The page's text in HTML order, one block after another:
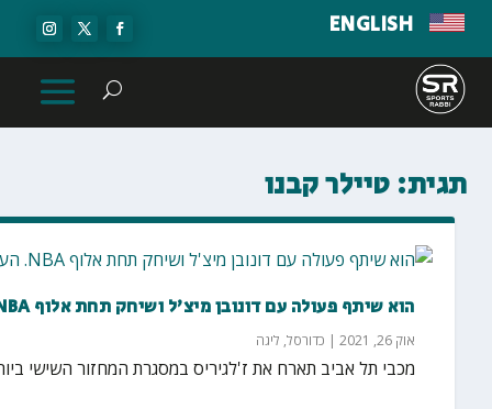
ENGLISH
תגית: טיילר קבנו
הוא שיתף פעולה עם דונובן מיצ'ל ושיחק תחת אלוף NBA. הערב הוא פוגש את מכבי תל אביב
אוק 26, 2021 | כדורסל, ליגה
מכבי תל אביב תארח את ז'לגיריס במסגרת המחזור השישי ביורוליג הערב